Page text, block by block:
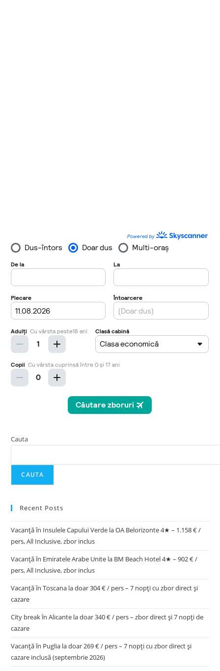
Cauta
CAUTA
Recent Posts
Vacanță în Insulele Capului Verde la OA Belorizonte 4★ – 1.158 € /
pers, All Inclusive, zbor inclus
Vacanță în Emiratele Arabe Unite la BM Beach Hotel 4★ – 902 € /
pers, All Inclusive, zbor inclus
Vacanță în Toscana la doar 304 € / pers – 7 nopți cu zbor direct și
cazare
City break în Alicante la doar 340 € / pers – zbor direct și 7 nopți de
cazare
Vacanță în Puglia la doar 269 € / pers – 7 nopți cu zbor direct și
cazare inclusă (septembrie 2026)